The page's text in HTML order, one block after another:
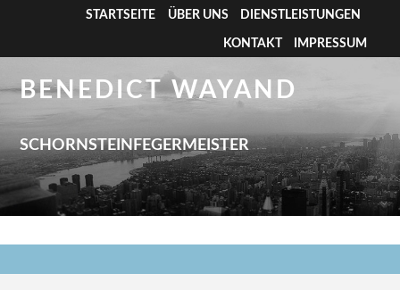
STARTSEITE ÜBER UNS DIENSTLEISTUNGEN
KONTAKT IMPRESSUM
BENEDICT WAYAND
SCHORNSTEINFEGERMEISTER